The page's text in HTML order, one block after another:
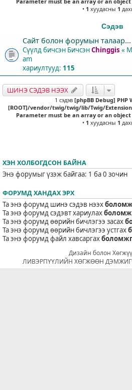
• 1 хуудасны 1
Сэдэв
Сайт болон форумын талаар...
Сүүлд бичсэн БичсэнChinggis «
am
хариултууд: 115
ШИНЭ СЭДЭВ НЭЭХ
1 сэдэв [phpBB Debug] PHP
[ROOT]/vendor/twig/twig/lib/Twig/
Parameter must be an array or an
• 1 хуудасны 1
ХЭН ХОЛБОГДСОН БАЙНА
Энэ форумыг үзэж байгаа: 1 ба 0 зочин
ФОРУМД ХАНДАХ ЭРХ
Та энэ форумд шинэ сэдэв нээх
Та энэ форумд сэдэвт хариулах
Та энэ форумд өөрийн бичлэгээ засах
Та энэ форумд өөрийн бичлэгээ устгах
Та энэ форумд файл хавсаргах
Дизайн болон
ЛИВЭРПҮҮЛИЙН ХӨГЖӨӨН